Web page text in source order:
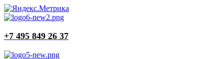
+7 495 849 26 37